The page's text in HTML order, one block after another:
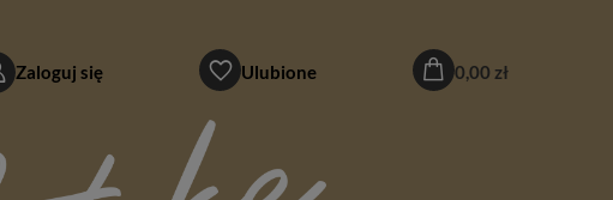
Zaloguj się Ulubione 0,00 zł